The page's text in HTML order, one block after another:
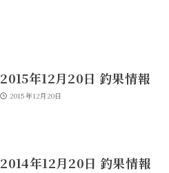
2015年12月20日 釣果情報
2015年12月20日
2014年12月20日 釣果情報